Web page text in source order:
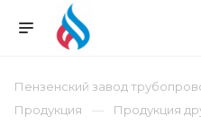
Пензенский завод
Продукция
Продукция